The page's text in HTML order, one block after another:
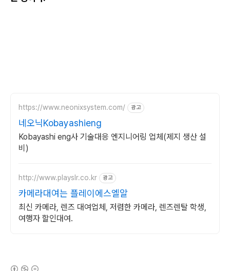
https://www.neonixsystem.com/ 광고
네오닉Kobayashieng
Kobayashi eng사 기술대응 엔지니어링 업체(제지 생산 설
비)
http://www.playslr.co.kr 광고
카메라대여는 플레이에스엘알
최신 카메라, 렌즈 대여업체, 저렴한 카메라, 렌즈렌탈 학생,
여행자 할인대여.